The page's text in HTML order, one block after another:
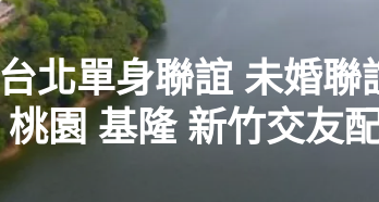
北單身聯誼 未婚
園 基隆 新竹交友